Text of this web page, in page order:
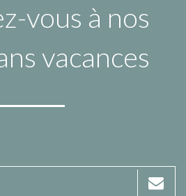
vous à nos
vacances